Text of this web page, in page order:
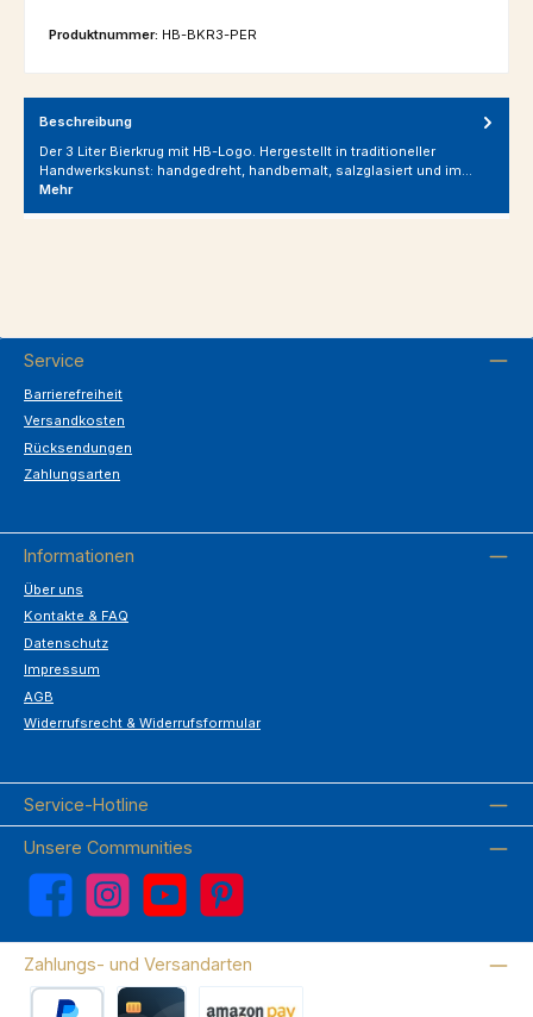
Produktnummer: HB-BKR3-PER
Beschreibung
Der 3 Liter Bierkrug mit HB-Logo. Hergestellt in traditioneller
Handwerkskunst: handgedreht, handbemalt, salzglasiert und im…
Mehr
Service
Barrierefreiheit
Versandkosten
Rücksendungen
Zahlungsarten
Informationen
Über uns
Kontakte & FAQ
Datenschutz
Impressum
AGB
Widerrufsrecht & Widerrufsformular
Service-Hotline
Unsere Communities
Facebook Instagram YouTube Pinterest
Zahlungs- und Versandarten